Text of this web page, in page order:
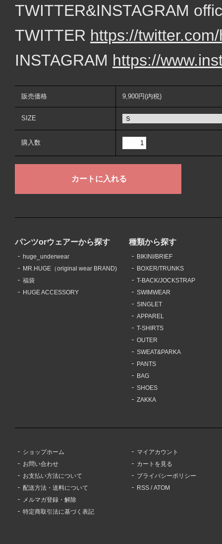
TWITTER&INSTAGRAM
TWITTER https://
INSTAGRAM https://
販売価格 9,900円(内税)
SIZE
購入数
パンツorウェアーから探す
huge_underwear
MR.HUGE（original wear BRAND)
福袋
HUGE ACCESSORY
種類から探す
BIKINI/BRIEF
BOXER/TRUNKS
T-BACK/JOCKSTRAP
SWIMWEAR
SINGLET
APPAREL
T-SHIRTS
OUTER
SWEAT&PARKA
PANTS
BAG
SHOES
ZAKKA
ショップホーム
お問い合わせ
お支払い方法について
配送方法・送料について
メルマガ登録・解除
特定商取引法に基づく表記
マイアカウント
カートを見る
プライバシーポリシー
RSS /ATOM